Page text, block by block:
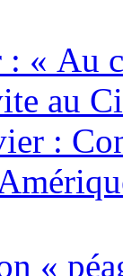
« Au
au
:
«